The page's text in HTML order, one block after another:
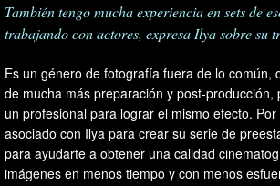
También tengo mucha experiencia en sets de
trabajando con actores, expresa Ilya sobre su
Es un género de fotografía fuera de lo común,
de mucha más preparación y post-producción,
un profesional para lograr el mismo efecto.
asociado con Ilya para crear su serie de
para ayudarte a obtener una calidad
imágenes en menos tiempo y con menos